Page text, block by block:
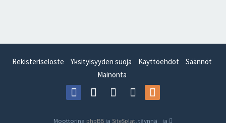
Rekisteriseloste Yksityisyyden suoja Käyttöehdot
Säännöt
Mainonta
Moottorina phpBB ja SiteSplat , täynnä ja